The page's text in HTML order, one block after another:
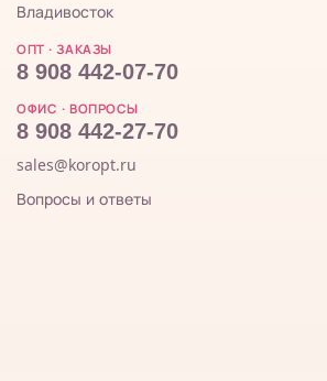
Владивосток
ОПТ · ЗАКАЗЫ
8 908 442-07-70
ОФИС · ВОПРОСЫ
8 908 442-27-70
sales@koropt.ru
Вопросы и ответы